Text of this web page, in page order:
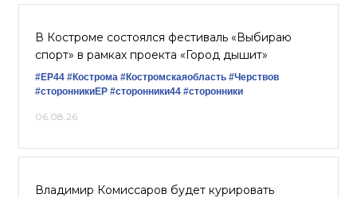
В Костроме состоялся фестиваль «Выбираю
спорт» в рамках проекта «Город дышит»
#ЕР44 #Кострома #Костромскаяобласть #Черствов
#сторонникиЕР #сторонники44 #сторонники
06.08.26
Владимир Комиссаров будет курировать